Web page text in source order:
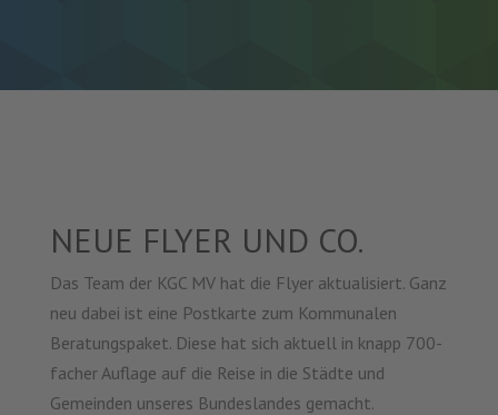
NEUE FLYER UND CO.
Das Team der KGC MV hat die Flyer aktualisiert. Ganz
neu dabei ist eine Postkarte zum Kommunalen
Beratungspaket. Diese hat sich aktuell in knapp 700-
facher Auflage auf die Reise in die Städte und
Gemeinden unseres Bundeslandes gemacht.